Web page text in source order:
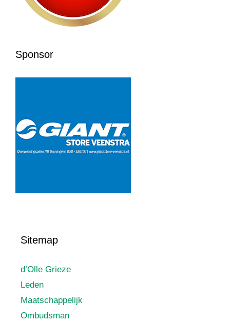
Sponsor
Sitemap
d’Olle Grieze
Leden
Maatschappelijk
Ombudsman